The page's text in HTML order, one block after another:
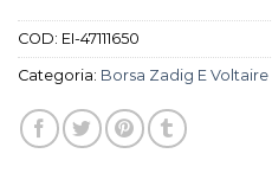
COD: EI-47111650
Categoria: Borsa Zadig E Voltaire